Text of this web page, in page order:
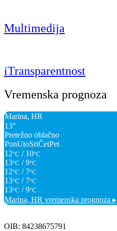
Multimedija
iTransparentnost
Vremenska prognoza
Marina, HR
13°
Pretežno oblačno
PonUtoSriČetPet
12°C / 10°C
13°C / 9°C
12°C / 7°C
13°C / 7°C
13°C / 9°C
Marina, HR vremenska prognoza ▸
OIB: 84238675791